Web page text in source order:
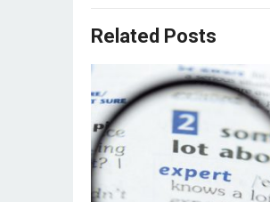
Related Posts